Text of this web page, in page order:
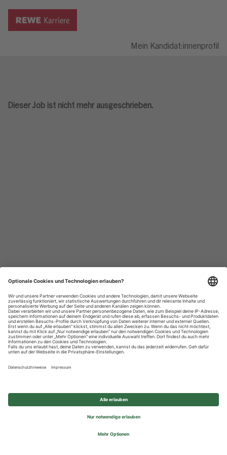
Mein Kandidat:innenprofil
Dieser Job ist nicht mehr ausgeschrieben.
Datenschutzhinweise
Impressum
Privatsphäre-Einstellungen
© 2026 REWE Group - All rights reserved